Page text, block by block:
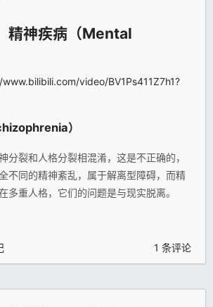
精神疾病（Mental
video/BV1Ps411Z7h1?
）
分裂和人格分裂相混淆，这是不正确的，
不同的精神紊乱，属于解离型障碍，而精
多重人格，它们的问题是与现实脱离。
1 条评论